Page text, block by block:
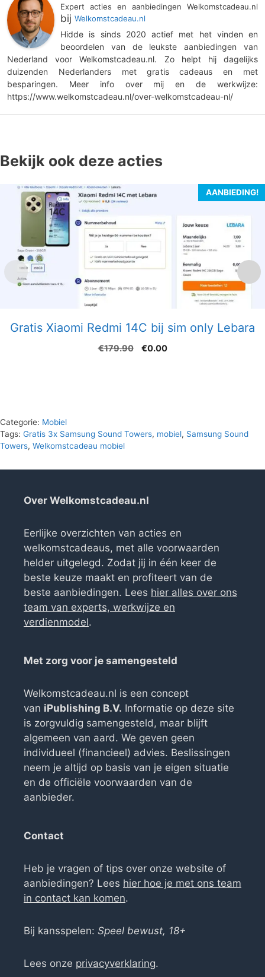
Expert acties en aanbiedingen Welkomstcadeau.nl
bij Welkomstcadeau.nl
Hidde is sinds 2020 actief met het vinden en
beoordelen van de leukste aanbiedingen van
Nederland voor Welkomstcadeau.nl. Zo helpt hij dagelijks
duizenden Nederlanders met gratis cadeaus en met
besparingen. Meer info over mij en de werkwijze:
https://www.welkomstcadeau.nl/over-welkomstcadeau-nl/
Bekijk ook deze acties
AANBIEDING!
Gratis Xiaomi Redmi 14C bij sim only Lebara
€179.90
Oorspronkelijke
€0.00Huidige
Categorie: Mobiel
Tags: Gratis 3x Samsung Sound Towers, mobiel, Samsung Sound
Towers, Welkomstcadeau mobiel
Over Welkomstcadeau.nl
Eerlijke overzichten van acties en
welkomstcadeaus, met alle voorwaarden
helder uitgelegd. Zodat jij in één keer de
beste keuze maakt en profiteert van de
beste aanbiedingen. Lees hier alles over ons
team van experts, werkwijze en
verdienmodel.
Met zorg voor je samengesteld
Welkomstcadeau.nl is een concept
van iPublishing B.V. Informatie op deze site
is zorgvuldig samengesteld, maar blijft
algemeen van aard. We geven geen
individueel (financieel) advies. Beslissingen
neem je altijd op basis van je eigen situatie
en de officiële voorwaarden van de
aanbieder.
Contact
Heb je vragen of tips over onze website of
aanbiedingen? Lees hier hoe je met ons team
in contact kan komen.
Bij kansspelen: Speel bewust, 18+
Lees onze privacyverklaring.